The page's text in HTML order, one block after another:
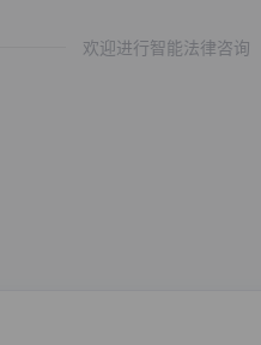
欢迎进行智能法律咨询